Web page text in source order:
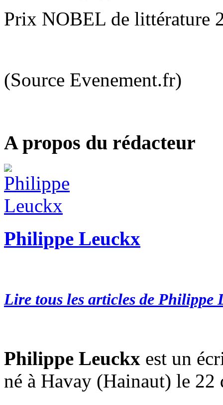
Prix NOBEL de littérature
(Source Evenement.fr)
A propos du rédacteur
Philippe Leuckx
Lire tous les articles de Philippe
Philippe Leuckx est un
né à Havay (Hainaut) le 22